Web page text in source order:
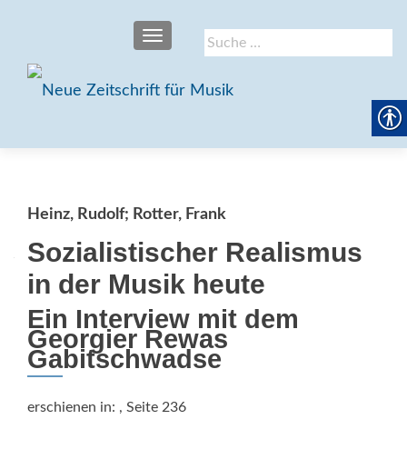
Suche
nach:
SCHALTE NAVIGATION
Heinz, Rudolf; Rotter, Frank
Sozialistischer Realismus
in der Musik heute
Ein Interview mit dem
Georgier Rewas
Gabitschwadse
erschienen in: , Seite 236